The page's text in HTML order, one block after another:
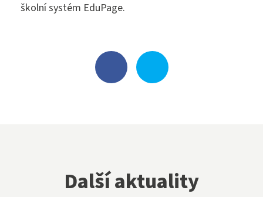
Klub přátel školy
EduPage
školní systém EduPage.
Další aktuality